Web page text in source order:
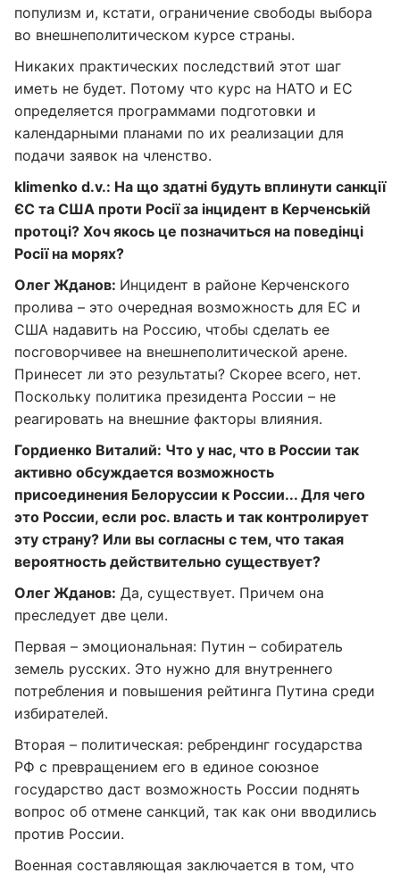
популизм и, кстати, ограничение свободы выбора
во внешнеполитическом курсе страны.
Никаких практических последствий этот шаг
иметь не будет. Потому что курс на НАТО и ЕС
определяется программами подготовки и
календарными планами по их реализации для
подачи заявок на членство.
klimenko d.v.: На що здатні будуть вплинути санкції
ЄС та США проти Росії за інцидент в Керченській
протоці? Хоч якось це позначиться на поведінці
Росії на морях?
Олег Жданов: Инцидент в районе Керченского
пролива – это очередная возможность для ЕС и
США надавить на Россию, чтобы сделать ее
посговорчивее на внешнеполитической арене.
Принесет ли это результаты? Скорее всего, нет.
Поскольку политика президента России – не
реагировать на внешние факторы влияния.
Гордиенко Виталий: Что у нас, что в России так
активно обсуждается возможность
присоединения Белоруссии к России... Для чего
это России, если рос. власть и так контролирует
эту страну? Или вы согласны с тем, что такая
вероятность действительно существует?
Олег Жданов: Да, существует. Причем она
преследует две цели.
Первая – эмоциональная: Путин – собиратель
земель русских. Это нужно для внутреннего
потребления и повышения рейтинга Путина среди
избирателей.
Вторая – политическая: ребрендинг государства
РФ с превращением его в единое союзное
государство даст возможность России поднять
вопрос об отмене санкций, так как они вводились
против России.
Военная составляющая заключается в том, что